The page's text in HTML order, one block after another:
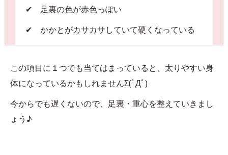
✔ 足裏の色が赤色っぽい
✔ かかとがカサカサしていて硬くなっている
この項目に１つでも当てはまっていると、太りやすい身
体になっているかもしれませんΣ(ﾟДﾟ)
今からでも遅くないので、足裏・重心を整えていきまし
ょう♪